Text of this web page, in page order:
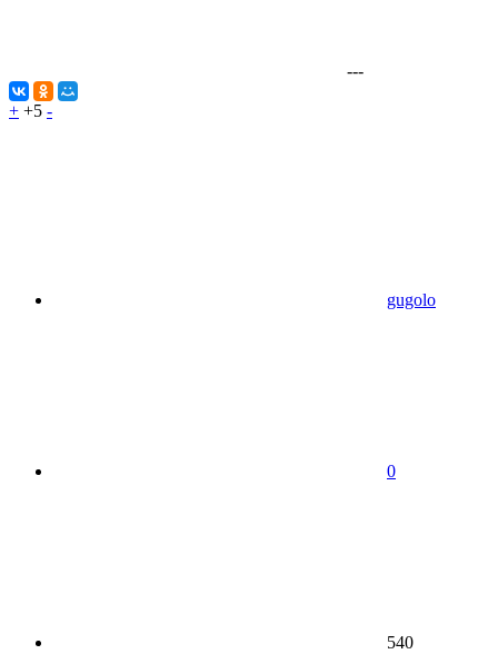
---
+ +5 -
gugolo
0
540